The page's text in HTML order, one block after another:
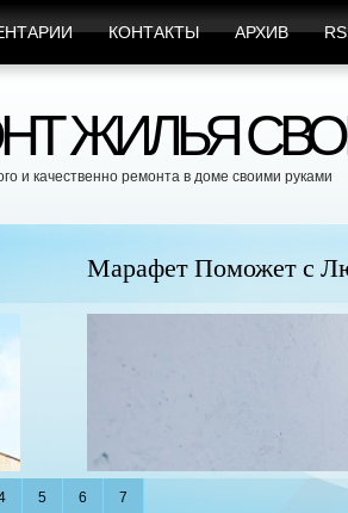
КОНТАКТЫ АРХИВ
ЖИЛЬЯ
и качественно ремонта в доме своими руками
с Любыми Видами
5 6 7